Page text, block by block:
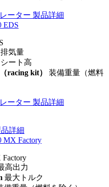
ーター 製品詳細
EDS
排気量
シート高
racing kit） 装備重量（燃料
ーター 製品詳細
詳細
MX Factory
Factory
高出力
最大トルク